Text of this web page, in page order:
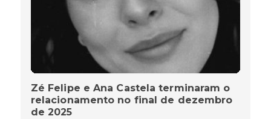
Zé Felipe e Ana Castela terminaram o
relacionamento no final de dezembro
de 2025